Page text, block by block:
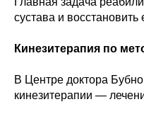
сустава и
Кинезитерапия по
В Центре доктора
кинезитерапии —